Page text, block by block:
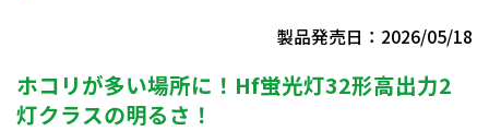
製品発売日：2026/05/18
ホコリが多い場所に！Hf蛍光灯32形高出力2
灯クラスの明るさ！